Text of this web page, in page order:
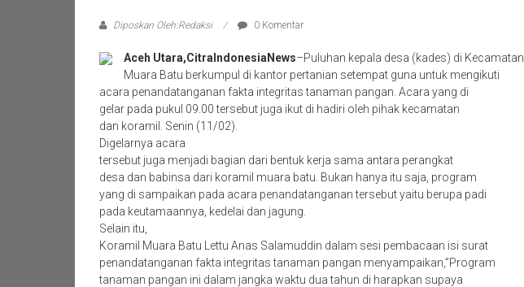
Diposkan Oleh:Redaksi 0 Komentar
Aceh Utara,CitraIndonesiaNews–Puluhan kepala desa (kades) di Kecamatan
Muara Batu berkumpul di kantor pertanian setempat guna untuk mengikuti
acara penandatanganan fakta integritas tanaman pangan. Acara yang di
gelar pada pukul 09.00 tersebut juga ikut di hadiri oleh pihak kecamatan
dan koramil. Senin (11/02).
Digelarnya acara
tersebut juga menjadi bagian dari bentuk kerja sama antara perangkat
desa dan babinsa dari koramil muara batu. Bukan hanya itu saja, program
yang di sampaikan pada acara penandatanganan tersebut yaitu berupa padi
pada keutamaannya, kedelai dan jagung.
Selain itu,
Koramil Muara Batu Lettu Anas Salamuddin dalam sesi pembacaan isi surat
penandatanganan fakta integritas tanaman pangan menyampaikan,”Program
tanaman pangan ini dalam jangka waktu dua tahun di harapkan supaya